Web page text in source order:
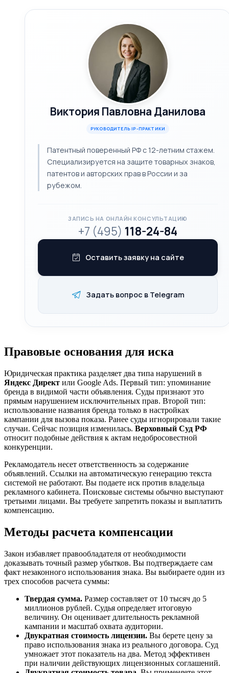
Виктория Павловна Данилова
РУКОВОДИТЕЛЬ IP-ПРАКТИКИ
Патентный поверенный РФ с 12-летним стажем.
Специализируется на защите товарных знаков,
патентов и авторских прав в России и за
рубежом.
ЗАПИСЬ НА ОНЛАЙН КОНСУЛЬТАЦИЮ
+7 (495) 118-24-84
Оставить заявку на сайте
Задать вопрос в Telegram
Правовые основания для иска
Юридическая практика разделяет два типа нарушений в
Яндекс Директ или Google Ads. Первый тип: упоминание
бренда в видимой части объявления. Суды признают это
прямым нарушением исключительных прав. Второй тип:
использование названия бренда только в настройках
кампании для вызова показа. Ранее суды игнорировали такие
случаи. Сейчас позиция изменилась. Верховный Суд РФ
относит подобные действия к актам недобросовестной
конкуренции.
Рекламодатель несет ответственность за содержание
объявлений. Ссылки на автоматическую генерацию текста
системой не работают. Вы подаете иск против владельца
рекламного кабинета. Поисковые системы обычно выступают
третьими лицами. Вы требуете запретить показы и выплатить
компенсацию.
Методы расчета компенсации
Закон избавляет правообладателя от необходимости
доказывать точный размер убытков. Вы подтверждаете сам
факт незаконного использования знака. Вы выбираете один из
трех способов расчета суммы:
Твердая сумма. Размер составляет от 10 тысяч до 5
миллионов рублей. Судья определяет итоговую
величину. Он оценивает длительность рекламной
кампании и масштаб охвата аудитории.
Двукратная стоимость лицензии. Вы берете цену за
право использования знака из реального договора. Суд
умножает этот показатель на два. Метод эффективен
при наличии действующих лицензионных соглашений.